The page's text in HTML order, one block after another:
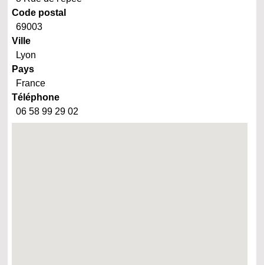
Code postal
69003
Ville
Lyon
Pays
France
Téléphone
06 58 99 29 02